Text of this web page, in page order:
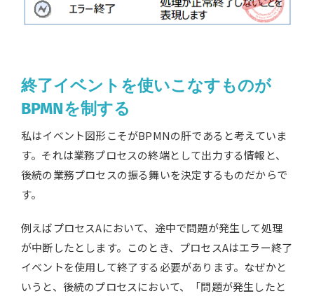
終了イベントを使いこなすものが
BPMNを制する
私はイベント図形こそがBPMNの肝であると考えていま
す。それは業務プロセスの終端として出力する情報と、
後続の業務プロセスの振る舞いを決定するものだからで
す。
例えばプロセスAにおいて、途中で問題が発生して処理
が中断したとします。このとき、プロセスAはエラー終了
イベントを使用して終了する必要があります。なぜかと
いうと、後続のプロセスにおいて、「問題が発生したと